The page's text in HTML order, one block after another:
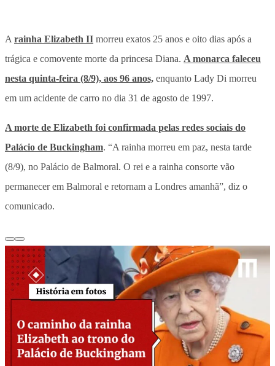
A rainha Elizabeth II morreu exatos 25 anos e oito dias após a
trágica e comovente morte da princesa Diana. A monarca faleceu
nesta quinta-feira (8/9), aos 96 anos, enquanto Lady Di morreu
em um acidente de carro no dia 31 de agosto de 1997.
A morte de Elizabeth foi confirmada pelas redes sociais do
Palácio de Buckingham. “A rainha morreu em paz, nesta tarde
(8/9), no Palácio de Balmoral. O rei e a rainha consorte vão
permanecer em Balmoral e retornam a Londres amanhã”, diz o
comunicado.